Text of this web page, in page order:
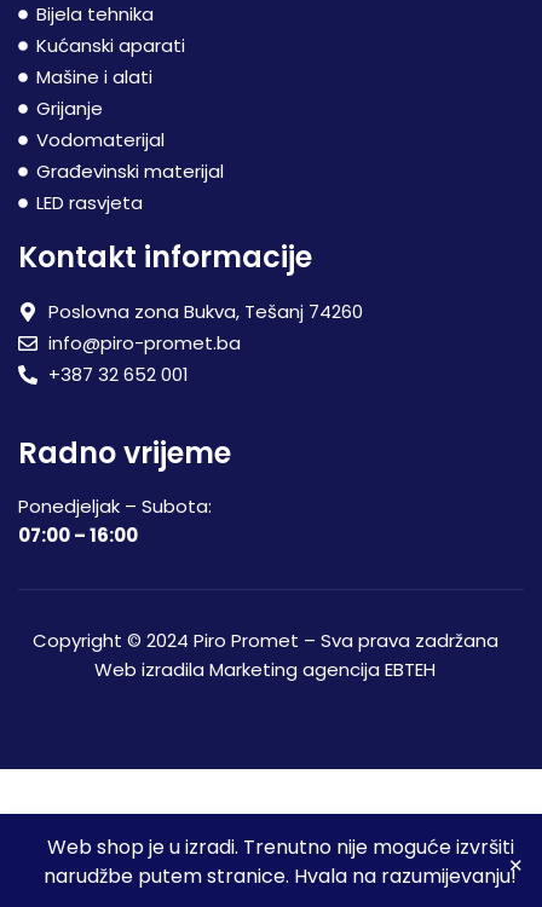
Web shop je u izradi. Trenutno nije moguće izvršiti
narudžbe putem stranice. Hvala na razumijevanju!
Bijela tehnika
Kućanski aparati
Mašine i alati
Grijanje
Vodomaterijal
Građevinski materijal
LED rasvjeta
Kontakt informacije
Poslovna zona Bukva, Tešanj 74260
info@piro-promet.ba
+387 32 652 001
Radno vrijeme
Ponedjeljak – Subota:
07:00 – 16:00
Copyright © 2024 Piro Promet – Sva prava zadržana
Web izradila Marketing agencija EBTEH
Moj račun